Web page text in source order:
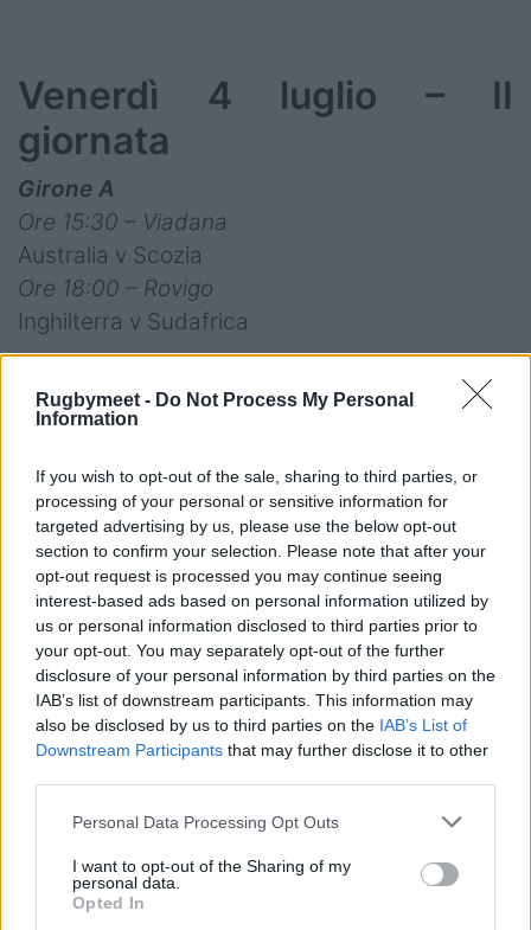
Rugbymeet - Do Not Process My Personal
Information
If you wish to opt-out of the sale, sharing to third parties, or
processing of your personal or sensitive information for
targeted advertising by us, please use the below opt-out
section to confirm your selection. Please note that after your
opt-out request is processed you may continue seeing
interest-based ads based on personal information utilized by
us or personal information disclosed to third parties prior to
your opt-out. You may separately opt-out of the further
disclosure of your personal information by third parties on the
IAB’s list of downstream participants. This information may
also be disclosed by us to third parties on the IAB’s List of
Downstream Participants that may further disclose it to other
Personal Data Processing Opt Outs
I want to opt-out of the Sharing of my
personal data.
Opted In
Venerdì 4 luglio – II
giornata
Girone A
Ore 15:30 – Viadana
Australia v Scozia
Ore 18:00 – Rovigo
Inghilterra v Sudafrica
Ore 15:30 – Rovigo
Ore 20:30 – Rovigo
Argentina v Spagna
Girone C
Ore 18:00 – Viadana
Nuova Zelanda v Georgia
Ore 20:30 – Viadana
Irlanda v Italia
Girone A
5 Sudafrica